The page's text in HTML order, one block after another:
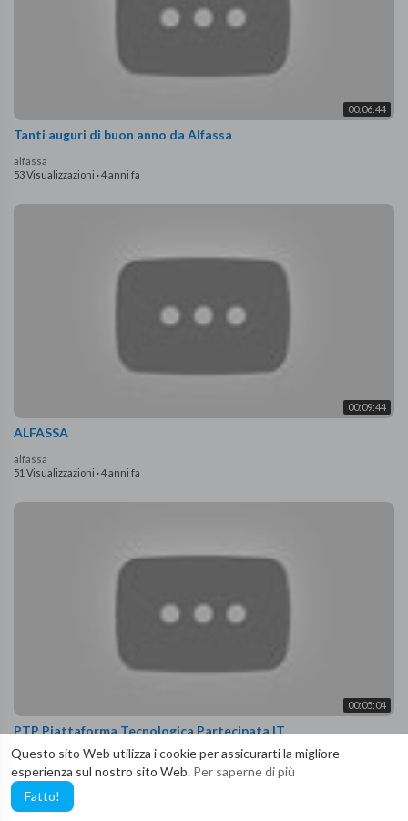
Questo sito Web utilizza i cookie per assicurarti la migliore
esperienza sul nostro sito Web. Per saperne di più
Fatto!
00:06:44
Tanti auguri di buon anno da Alfassa
alfassa
53 Visualizzazioni ·4 anni fa
00:09:44
ALFASSA
alfassa
51 Visualizzazioni ·4 anni fa
00:05:04
PTP Piattaforma Tecnologica Partecipata IT
alfassa
39 Visualizzazioni · 4 anni fa